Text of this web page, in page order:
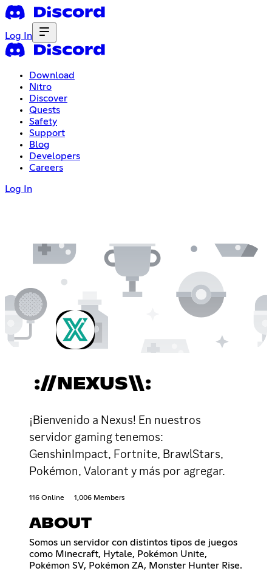
Log In
Download
Nitro
Discover
Quests
Safety
Support
Blog
Developers
Careers
Log In
://NEXUS\\:
¡Bienvenido a Nexus! En nuestros
servidor gaming tenemos:
GenshinImpact, Fortnite, BrawlStars,
Pokémon, Valorant y más por agregar.
116 Online 1,006 Members
ABOUT
Somos un servidor con distintos tipos de juegos
como Minecraft, Hytale, Pokémon Unite,
Pokémon SV, Pokémon ZA, Monster Hunter Rise.